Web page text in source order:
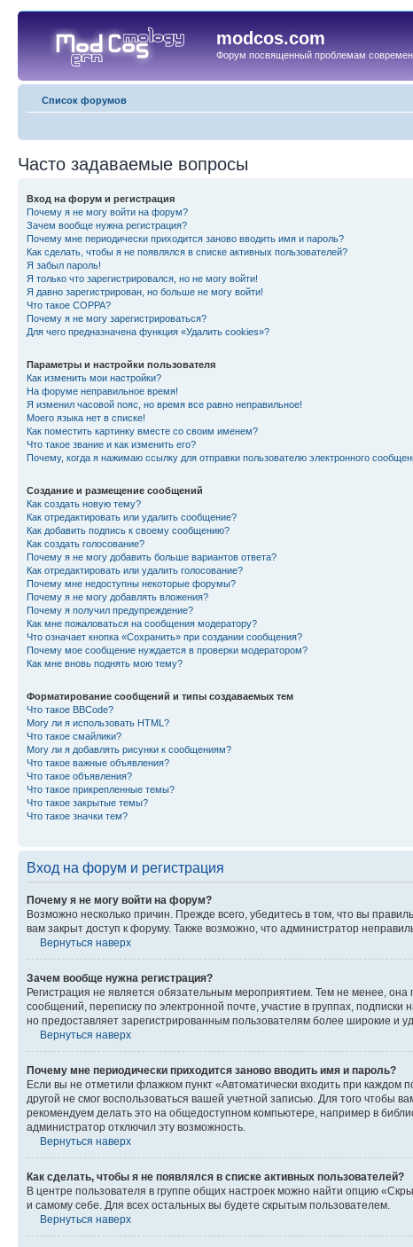
modcos.com
Форум посвященный проблемам
Список форумов
Часто задаваемые вопросы
Вход на форум и регистрация
Почему я не могу войти на форум?
Зачем вообще нужна регистрация?
Почему мне периодически приходится заново вводить имя и пароль?
Как сделать, чтобы я не появлялся в списке активных пользователей?
Я забыл пароль!
Я только что зарегистрировался, но не могу войти!
Я давно зарегистрирован, но больше не могу войти!
Что такое COPPA?
Почему я не могу зарегистрироваться?
Для чего предназначена функция «Удалить cookies»?
Параметры и настройки пользователя
Как изменить мои настройки?
На форуме неправильное время!
Я изменил часовой пояс, но время все равно неправильное!
Моего языка нет в списке!
Как поместить картинку вместе со своим именем?
Что такое звание и как изменить его?
Почему, когда я нажимаю ссылку для отправки пользователю электронного
Создание и размещение сообщений
Как создать новую тему?
Как отредактировать или удалить сообщение?
Как добавить подпись к своему сообщению?
Как создать голосование?
Почему я не могу добавить больше вариантов ответа?
Как отредактировать или удалить голосование?
Почему мне недоступны некоторые форумы?
Почему я не могу добавлять вложения?
Почему я получил предупреждение?
Как мне пожаловаться на сообщения модератору?
Что означает кнопка «Сохранить» при создании сообщения?
Почему мое сообщение нуждается в проверки модератором?
Как мне вновь поднять мою тему?
Форматирование сообщений и типы создаваемых тем
Что такое BBCode?
Могу ли я использовать HTML?
Что такое смайлики?
Могу ли я добавлять рисунки к сообщениям?
Что такое важные объявления?
Что такое объявления?
Что такое прикрепленные темы?
Что такое закрытые темы?
Что такое значки тем?
Вход на форум и регистрация
Почему я не могу войти на форум?
Возможно несколько причин. Прежде всего, убедитесь в том, что вы
вам закрыт доступ к форуму. Также возможно, что администратор
Вернуться наверх
Зачем вообще нужна регистрация?
Регистрация не является обязательным мероприятием. Тем не менее,
сообщений, переписку по электронной почте, участие в группах,
но предоставляет зарегистрированным пользователям более широкие и
Вернуться наверх
Почему мне периодически приходится заново вводить имя и пароль?
Если вы не отметили флажком пункт «Автоматически входить при
другой не смог воспользоваться вашей учетной записью. Для того чтобы
рекомендуем делать это на общедоступном компьютере, например в
администратор отключил эту возможность.
Вернуться наверх
Как сделать, чтобы я не появлялся в списке активных пользователей?
В центре пользователя в группе общих настроек можно найти опцию
и самому себе. Для всех остальных вы будете скрытым пользователем.
Вернуться наверх